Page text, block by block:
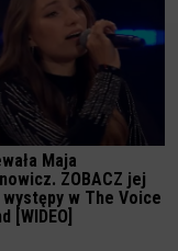
Maja
ZOBACZ jej
w The Voice
[WIDEO]